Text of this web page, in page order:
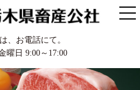
、お電話にて。
曜日 9:00～17:00